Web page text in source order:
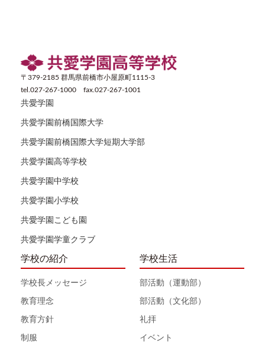
〒379-2185 群馬県前橋市小屋原町1115-3
tel.027-267-1000 fax.027-267-1001
共愛学園
共愛学園前橋国際大学
共愛学園前橋国際大学短期大学部
共愛学園高等学校
共愛学園中学校
共愛学園小学校
共愛学園こども園
共愛学園学童クラブ
学校の紹介
学校長メッセージ
教育理念
教育方針
制服
学校生活
部活動（運動部）
部活動（文化部）
礼拝
イベント